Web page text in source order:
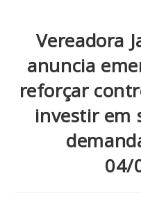
Vereadora
anuncia
reforçar
investir em
04/